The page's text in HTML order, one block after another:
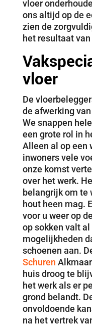
vloer
ons altijd op de
zien de
het resultaat
vloer
De
de afwerking
We snappen
een grote rol in
Alleen al op een
inwoners vele
onze komst
over het werk.
belangrijk om te
hout heen mag.
voor u weer op
op sokken valt
mogelijkheden
schoenen aan.
Schuren
huis droog te
het werk als er
grond belandt.
onvoldoende
na het vertrek